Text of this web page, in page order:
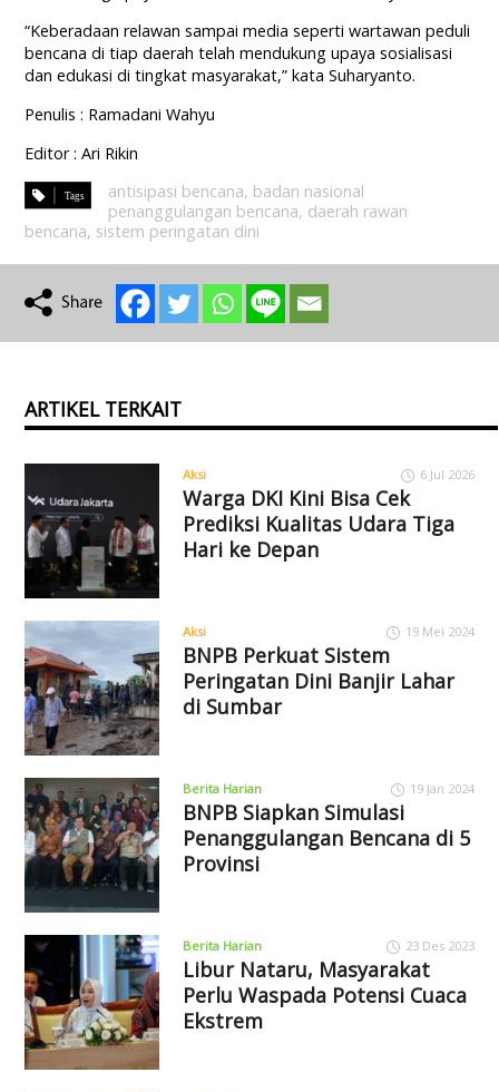
“Keberadaan relawan sampai media seperti wartawan peduli
bencana di tiap daerah telah mendukung upaya sosialisasi
dan edukasi di tingkat masyarakat,” kata Suharyanto.
Penulis : Ramadani Wahyu
Editor : Ari Rikin
antisipasi bencana, badan nasional
penanggulangan bencana, daerah rawan
bencana, sistem peringatan dini
ARTIKEL TERKAIT
Aksi 6 Jul 2026
Warga DKI Kini Bisa Cek
Prediksi Kualitas Udara Tiga
Hari ke Depan
Aksi 19 Mei 2024
BNPB Perkuat Sistem
Peringatan Dini Banjir Lahar
di Sumbar
Berita Harian 19 Jan 2024
BNPB Siapkan Simulasi
Penanggulangan Bencana di 5
Provinsi
Berita Harian 23 Des 2023
Libur Nataru, Masyarakat
Perlu Waspada Potensi Cuaca
Ekstrem